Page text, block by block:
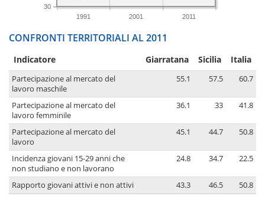
1991 2001 2011
30
CONFRONTI TERRITORIALI AL 2011
Indicatore Giarratana Sicilia Italia
Partecipazione al mercato del
lavoro maschile
55.1 57.5 60.7
Partecipazione al mercato del
lavoro femminile
36.1 33 41.8
Partecipazione al mercato del
lavoro
45.1 44.7 50.8
Incidenza giovani 15-29 anni che
non studiano e non lavorano
24.8 34.7 22.5
Rapporto giovani attivi e non attivi 43.3 46.5 50.8